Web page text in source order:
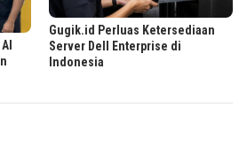
Gugik.id Perluas Ketersediaan
Server Dell Enterprise di
Indonesia